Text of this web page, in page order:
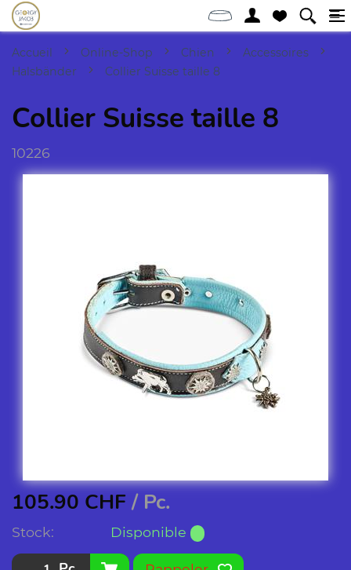
Accueil Online-Shop Chien
Accessoires
Halsbänder
Collier Suisse taille 8
Collier Suisse taille 8
10226
105.90 CHF/ Pc.
Stock: Disponible